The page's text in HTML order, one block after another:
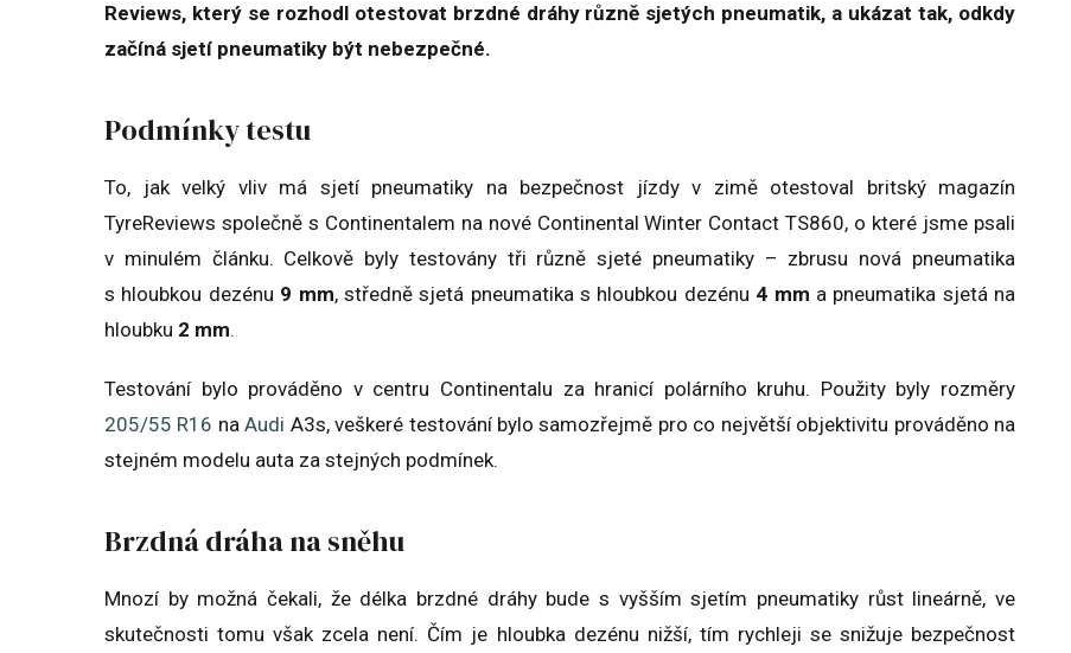
Reviews, který se rozhodl otestovat brzdné dráhy různě sjetých pneumatik, a ukázat tak, odkdy
začíná sjetí pneumatiky být nebezpečné.
Podmínky testu
To, jak velký vliv má sjetí pneumatiky na bezpečnost jízdy v zimě otestoval britský magazín
TyreReviews společně s Continentalem na nové Continental Winter Contact TS860, o které jsme psali
v minulém článku. Celkově byly testovány tři různě sjeté pneumatiky – zbrusu nová pneumatika
s hloubkou dezénu 9 mm, středně sjetá pneumatika s hloubkou dezénu 4 mm a pneumatika sjetá na
hloubku 2 mm.
Testování bylo prováděno v centru Continentalu za hranicí polárního kruhu. Použity byly rozměry
205/55 R16 naAudi A3s, veškeré testování bylo samozřejmě pro co největší objektivitu prováděno na
stejném modelu auta za stejných podmínek.
Brzdná dráha na sněhu
Mnozí by možná čekali, že délka brzdné dráhy bude s vyšším sjetím pneumatiky růst lineárně, ve
skutečnosti tomu však zcela není. Čím je hloubka dezénu nižší, tím rychleji se snižuje bezpečnost